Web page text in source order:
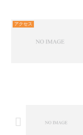
アクセス